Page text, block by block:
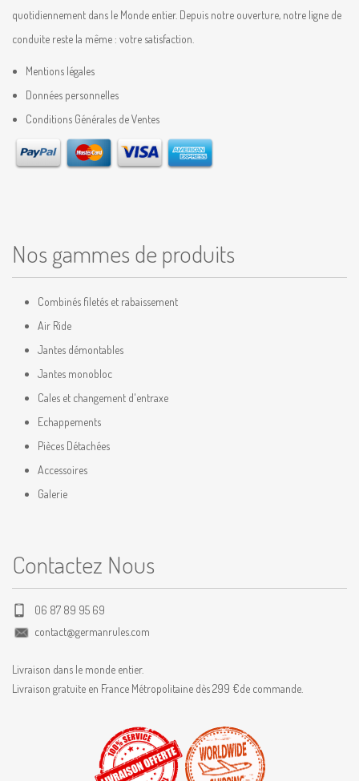
quotidiennement dans le Monde entier. Depuis notre ouverture, notre ligne de
conduite reste la même : votre satisfaction.
Mentions légales
Données personnelles
Conditions Générales de Ventes
Nos gammes de produits
Combinés filetés et rabaissement
Air Ride
Jantes démontables
Jantes monobloc
Cales et changement d'entraxe
Echappements
Pièces Détachées
Accessoires
Galerie
Contactez Nous
06 87 89 95 69
contact@germanrules.com
Livraison dans le monde entier.
Livraison gratuite en France Métropolitaine dès 299 €de commande.